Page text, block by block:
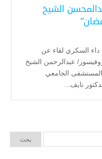
الشيخ
السكري لقاء عن
عبدالرحمن الشيخ
الجامعي
نايف...